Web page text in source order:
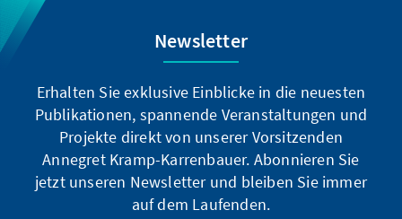
Newsletter
Erhalten Sie exklusive Einblicke in die neuesten
Publikationen, spannende Veranstaltungen und
Projekte direkt von unserer Vorsitzenden
Annegret Kramp-Karrenbauer. Abonnieren Sie
jetzt unseren Newsletter und bleiben Sie immer
auf dem Laufenden.